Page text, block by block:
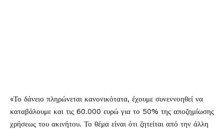
«Το δάνειο πληρώνεται κανονικότατα, έχουμε συνεννοηθεί να
καταβάλουμε και τις 60.000 ευρώ για το 50% της αποζημίωσης
χρήσεως του ακινήτου. Το θέμα είναι ότι ζητείται από την άλλη